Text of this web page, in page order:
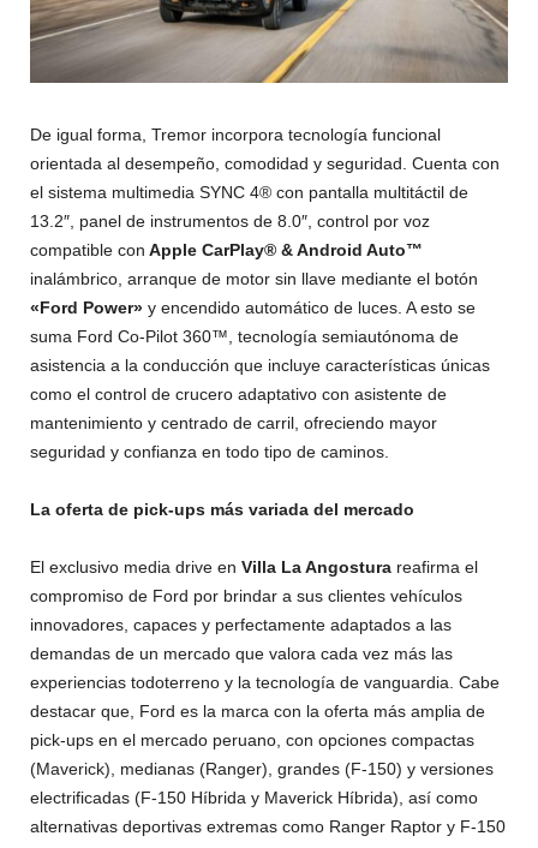
De igual forma, Tremor incorpora tecnología funcional
orientada al desempeño, comodidad y seguridad. Cuenta con
el sistema multimedia SYNC 4® con pantalla multitáctil de
13.2″, panel de instrumentos de 8.0″, control por voz
compatible con Apple CarPlay® & Android Auto™
inalámbrico, arranque de motor sin llave mediante el botón
«Ford Power» y encendido automático de luces. A esto se
suma Ford Co-Pilot 360™, tecnología semiautónoma de
asistencia a la conducción que incluye características únicas
como el control de crucero adaptativo con asistente de
mantenimiento y centrado de carril, ofreciendo mayor
seguridad y confianza en todo tipo de caminos.
La oferta de pick-ups más variada del mercado
El exclusivo media drive en Villa La Angostura reafirma el
compromiso de Ford por brindar a sus clientes vehículos
innovadores, capaces y perfectamente adaptados a las
demandas de un mercado que valora cada vez más las
experiencias todoterreno y la tecnología de vanguardia. Cabe
destacar que, Ford es la marca con la oferta más amplia de
pick-ups en el mercado peruano, con opciones compactas
(Maverick), medianas (Ranger), grandes (F-150) y versiones
electrificadas (F-150 Híbrida y Maverick Híbrida), así como
alternativas deportivas extremas como Ranger Raptor y F-150